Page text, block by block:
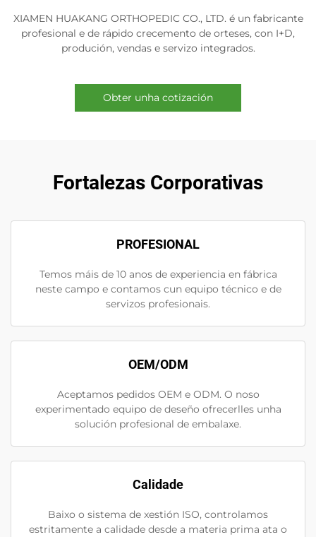
XIAMEN HUAKANG ORTHOPEDIC CO., LTD. é un fabricante
profesional e de rápido crecemento de orteses, con I+D,
produción, vendas e servizo integrados.
Obter unha cotización
Fortalezas Corporativas
PROFESIONAL
Temos máis de 10 anos de experiencia en fábrica
neste campo e contamos cun equipo técnico e de
servizos profesionais.
OEM/ODM
Aceptamos pedidos OEM e ODM. O noso
experimentado equipo de deseño ofrecerlles unha
solución profesional de embalaxe.
Calidade
Baixo o sistema de xestión ISO, controlamos
estritamente a calidade desde a materia prima ata o